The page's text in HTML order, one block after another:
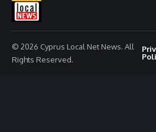
© 2026 Cyprus Local Net News. All
Rights Reserved.